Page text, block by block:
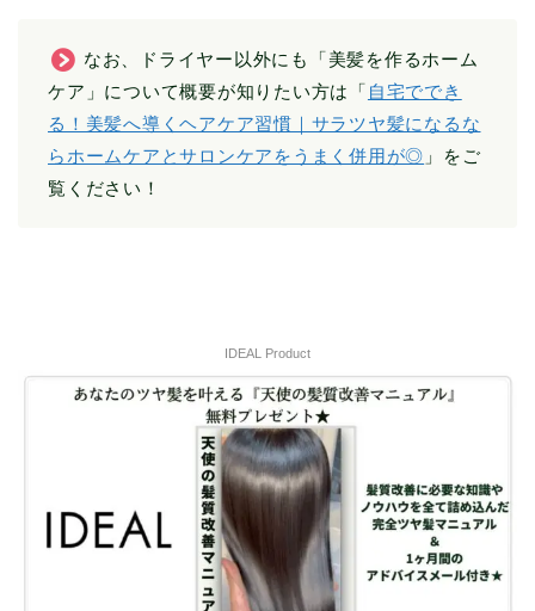
なお、ドライヤー以外にも「美髪を作るホーム
ケア」について概要が知りたい方は「 自宅ででき
る！美髪へ導くヘアケア習慣｜サラツヤ髪になるな
らホームケアとサロンケアをうまく併用が◎ 」をご
覧ください！
IDEAL Product